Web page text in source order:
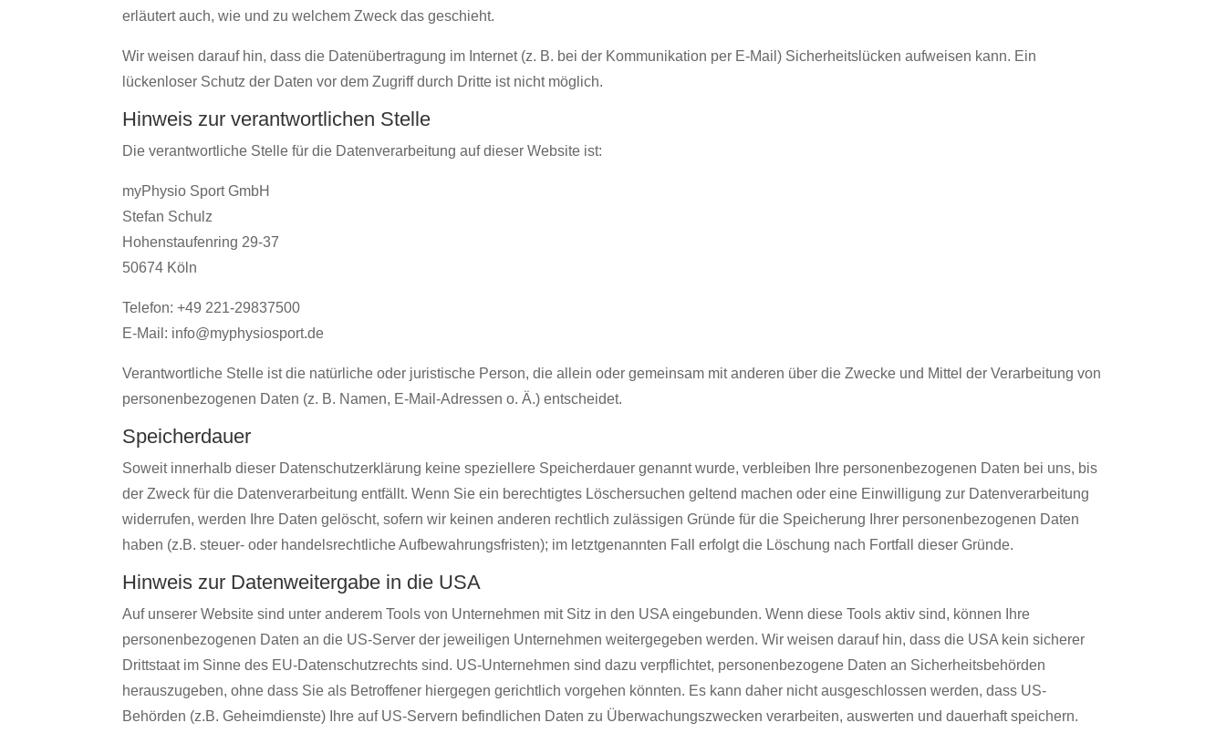
erläutert auch, wie und zu welchem Zweck das geschieht.
Wir weisen darauf hin, dass die Datenübertragung im Internet (z. B. bei der Kommunikation per E-Mail) Sicherheitslücken aufweisen kann. Ein
lückenloser Schutz der Daten vor dem Zugriff durch Dritte ist nicht möglich.
Hinweis zur verantwortlichen Stelle
Die verantwortliche Stelle für die Datenverarbeitung auf dieser Website ist:
myPhysio Sport GmbH
Stefan Schulz
Hohenstaufenring 29-37
50674 Köln
Telefon: +49 221-29837500
E-Mail: info@myphysiosport.de
Verantwortliche Stelle ist die natürliche oder juristische Person, die allein oder gemeinsam mit anderen über die Zwecke und Mittel der Verarbeitung von
personenbezogenen Daten (z. B. Namen, E-Mail-Adressen o. Ä.) entscheidet.
Speicherdauer
Soweit innerhalb dieser Datenschutzerklärung keine speziellere Speicherdauer genannt wurde, verbleiben Ihre personenbezogenen Daten bei uns, bis
der Zweck für die Datenverarbeitung entfällt. Wenn Sie ein berechtigtes Löschersuchen geltend machen oder eine Einwilligung zur Datenverarbeitung
widerrufen, werden Ihre Daten gelöscht, sofern wir keinen anderen rechtlich zulässigen Gründe für die Speicherung Ihrer personenbezogenen Daten
haben (z.B. steuer- oder handelsrechtliche Aufbewahrungsfristen); im letztgenannten Fall erfolgt die Löschung nach Fortfall dieser Gründe.
Hinweis zur Datenweitergabe in die USA
Auf unserer Website sind unter anderem Tools von Unternehmen mit Sitz in den USA eingebunden. Wenn diese Tools aktiv sind, können Ihre
personenbezogenen Daten an die US-Server der jeweiligen Unternehmen weitergegeben werden. Wir weisen darauf hin, dass die USA kein sicherer
Drittstaat im Sinne des EU-Datenschutzrechts sind. US-Unternehmen sind dazu verpflichtet, personenbezogene Daten an Sicherheitsbehörden
herauszugeben, ohne dass Sie als Betroffener hiergegen gerichtlich vorgehen könnten. Es kann daher nicht ausgeschlossen werden, dass US-
Behörden (z.B. Geheimdienste) Ihre auf US-Servern befindlichen Daten zu Überwachungszwecken verarbeiten, auswerten und dauerhaft speichern.